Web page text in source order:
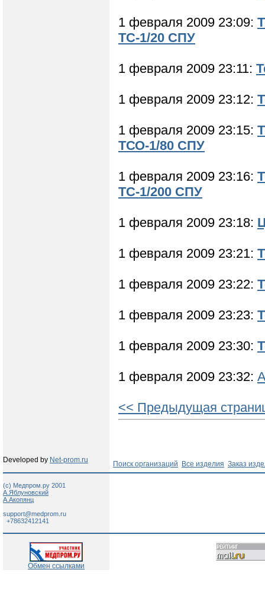
1 февраля 2009 23:09:
ТС-1/20 СПУ
1 февраля 2009 23:11:
1 февраля 2009 23:12:
1 февраля 2009 23:15:
ТСО-1/80 СПУ
1 февраля 2009 23:16:
ТС-1/200 СПУ
1 февраля 2009 23:18:
1 февраля 2009 23:21:
1 февраля 2009 23:22:
1 февраля 2009 23:23:
1 февраля 2009 23:30:
1 февраля 2009 23:32:
<< Предыдущая
Developed by Net-prom.ru Поиск организаций Все изделия Заказ
(c) Медпром.ру 2001
А.Яблуновский
А.Акопянц
support@medprom.ru
+78632412141
Обмен ссылками